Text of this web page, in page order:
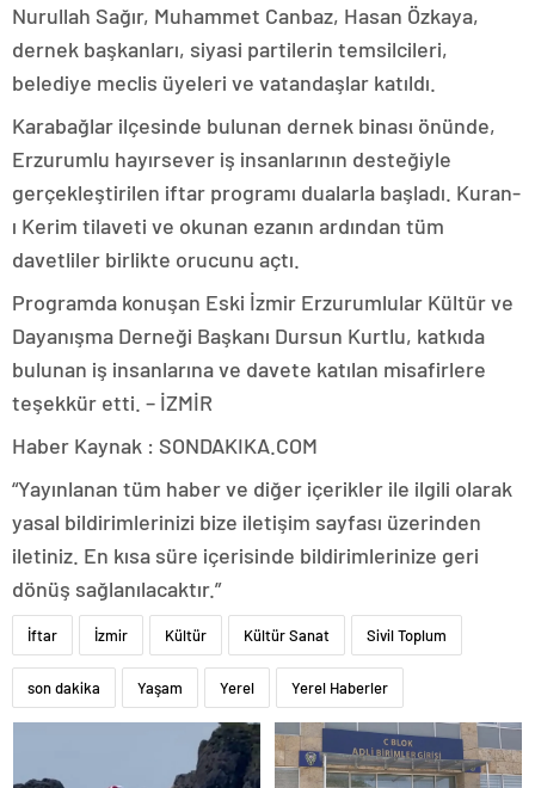
Nurullah Sağır, Muhammet Canbaz, Hasan Özkaya,
dernek başkanları, siyasi partilerin temsilcileri,
belediye meclis üyeleri ve vatandaşlar katıldı.
Karabağlar ilçesinde bulunan dernek binası önünde,
Erzurumlu hayırsever iş insanlarının desteğiyle
gerçekleştirilen iftar programı dualarla başladı. Kuran-
ı Kerim tilaveti ve okunan ezanın ardından tüm
davetliler birlikte orucunu açtı.
Programda konuşan Eski İzmir Erzurumlular Kültür ve
Dayanışma Derneği Başkanı Dursun Kurtlu, katkıda
bulunan iş insanlarına ve davete katılan misafirlere
teşekkür etti. – İZMİR
Haber Kaynak : SONDAKIKA.COM
“Yayınlanan tüm haber ve diğer içerikler ile ilgili olarak
yasal bildirimlerinizi bize iletişim sayfası üzerinden
iletiniz. En kısa süre içerisinde bildirimlerinize geri
dönüş sağlanılacaktır.”
İftar İzmir Kültür Kültür Sanat Sivil Toplum
son dakika Yaşam Yerel Yerel Haberler